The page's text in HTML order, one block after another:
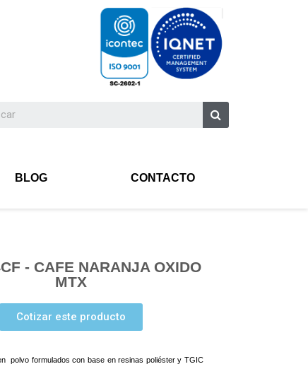
BLOG CONTACTO
- CAFE NARANJA OXIDO
MTX
Cotizar este producto
polvo formulados con base en resinas poliéster y TGIC